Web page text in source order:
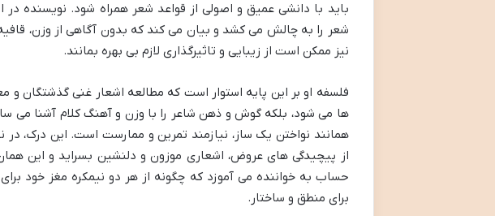
باید با دانشی عمیق و اصولی از قواعد شعر همراه شود. نویسنده
شعر را به چالش می کشد و بیان می کند که بدون آگاهی از وزن،
نیز ممکن است از زیبایی و تاثیرگذاری لازم بی بهره بمانند.
فلسفه او بر این پایه استوار است که مطالعه اشعار غنی گذشتگان و
ها می شود، بلکه گوش و ذهن شاعر را با وزن و آهنگ کلام آشنا می
همانند نواختن یک ساز، نیازمند تمرین و ممارست است. این درک،
از پیچیدگی های عروض، اشعاری موزون و دلنشین بسراید و این
حساب به خواننده می آموزد که چگونه از هر دو نیمکره مغز خود
برای منطق و ساختار.